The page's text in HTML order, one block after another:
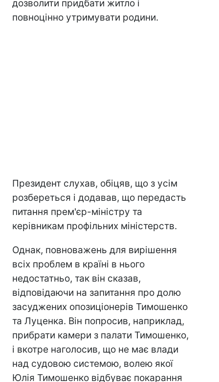
дозволити придбати житло і
повноцінно утримувати родини.
Президент слухав, обіцяв, що з усім
розбереться і додавав, що передасть
питання прем'єр-міністру та
керівникам профільних міністерств.
Однак, повноважень для вирішення
всіх проблем в країні в нього
недостатньо, так він сказав,
відповідаючи на запитання про долю
засуджених опозиціонерів Тимошенко
та Луценка. Він попросив, наприклад,
прибрати камери з палати Тимошенко,
і вкотре наголосив, що не має влади
над судовою системою, волею якої
Юлія Тимошенко відбуває покарання